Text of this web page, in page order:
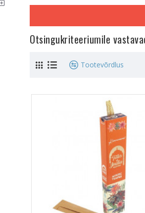
Otsingukriteeriumile
Tootevõrdlus